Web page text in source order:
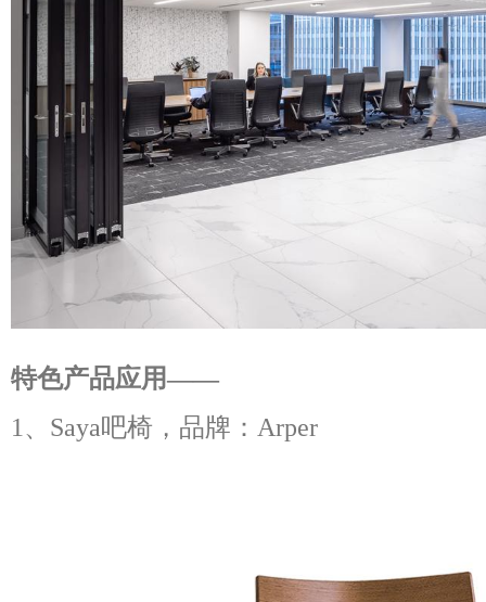
特色产品应用——
1、Saya吧椅，品牌：Arper